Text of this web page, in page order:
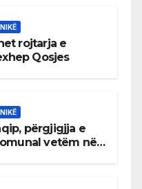
rojtarja e
Qosjes
përgjigjja e
vetëm në